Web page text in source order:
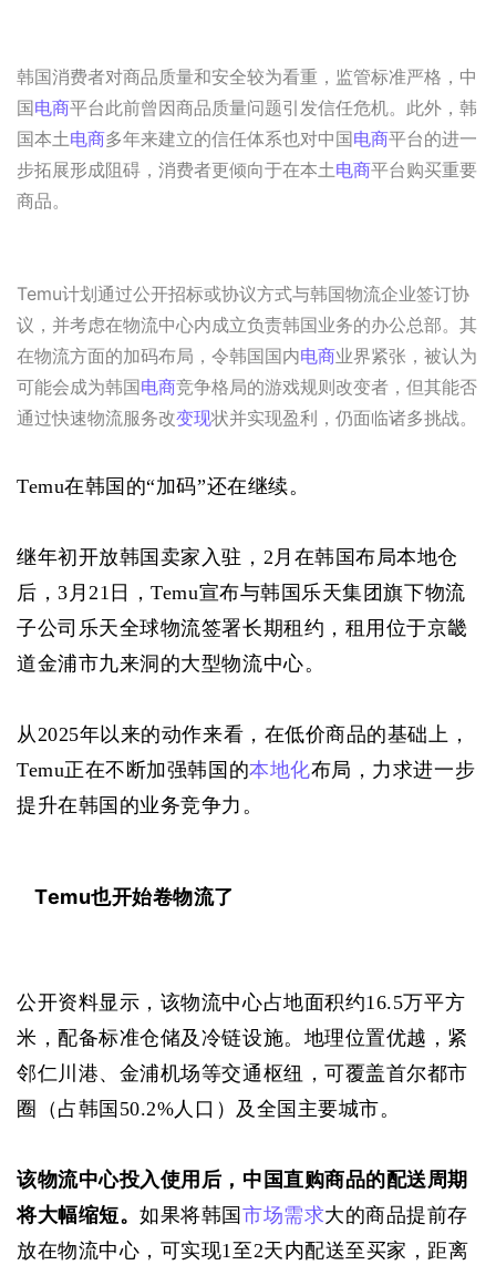
韩国消费者对商品质量和安全较为看重，监管标准严格，中
国电商平台此前曾因商品质量问题引发信任危机。此外，韩
国本土电商多年来建立的信任体系也对中国电商平台的进一
步拓展形成阻碍，消费者更倾向于在本土电商平台购买重要
商品。
Temu计划通过公开招标或协议方式与韩国物流企业签订协
议，并考虑在物流中心内成立负责韩国业务的办公总部。其
在物流方面的加码布局，令韩国国内电商业界紧张，被认为
可能会成为韩国电商竞争格局的游戏规则改变者，但其能否
通过快速物流服务改变现状并实现盈利，仍面临诸多挑战。
Temu在韩国的“加码”还在继续。
继年初开放韩国卖家入驻，2月在韩国布局本地仓
后，3月21日，Temu宣布与韩国乐天集团旗下物流
子公司乐天全球物流签署长期租约，租用位于京畿
道金浦市九来洞的大型物流中心。
从2025年以来的动作来看，在低价商品的基础上，
Temu正在不断加强韩国的本地化布局，力求进一步
提升在韩国的业务竞争力。
Temu也开始卷物流了
公开资料显示，该物流中心占地面积约16.5万平方
米，配备标准仓储及冷链设施。地理位置优越，紧
邻仁川港、金浦机场等交通枢纽，可覆盖首尔都市
圈（占韩国50.2%人口）及全国主要城市。
该物流中心投入使用后，中国直购商品的配送周期
将大幅缩短。如果将韩国 市场需求大的商品提前存
放在物流中心，可实现1至2天内配送至买家，距离